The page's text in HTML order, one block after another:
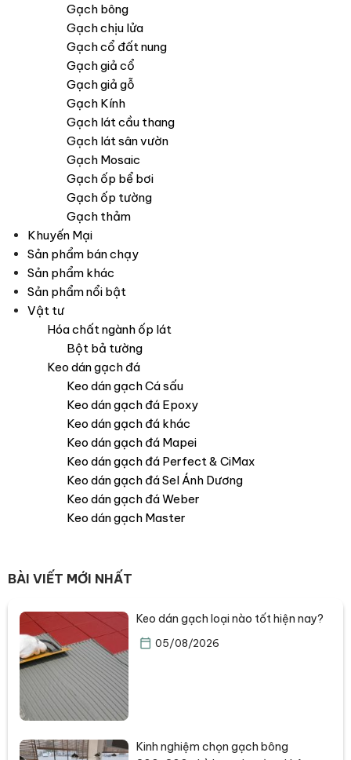
Gạch bông
Gạch chịu lửa
Gạch cổ đất nung
Gạch giả cổ
Gạch giả gỗ
Gạch Kính
Gạch lát cầu thang
Gạch lát sân vườn
Gạch Mosaic
Gạch ốp bể bơi
Gạch ốp tường
Gạch thảm
Khuyến Mại
Sản phẩm bán chạy
Sản phẩm khác
Sản phẩm nổi bật
Vật tư
Hóa chất ngành ốp lát
Bột bả tường
Keo dán gạch đá
Keo dán gạch Cá sấu
Keo dán gạch đá Epoxy
Keo dán gạch đá khác
Keo dán gạch đá Mapei
Keo dán gạch đá Perfect & CiMax
Keo dán gạch đá Sel Ánh Dương
Keo dán gạch đá Weber
Keo dán gạch Master
BÀI VIẾT MỚI NHẤT
Keo dán gạch loại nào tốt hiện nay?
05/08/2026
Kinh nghiệm chọn gạch bông